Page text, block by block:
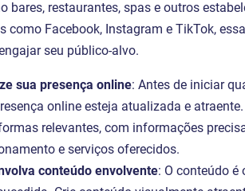
bares, restaurantes, spas e outros
como Facebook, Instagram e TikTok,
seu público-alvo.
sua presença online: Antes de iniciar
online esteja atualizada e
relevantes, com informações
e serviços oferecidos.
conteúdo envolvente: O conteúdo é